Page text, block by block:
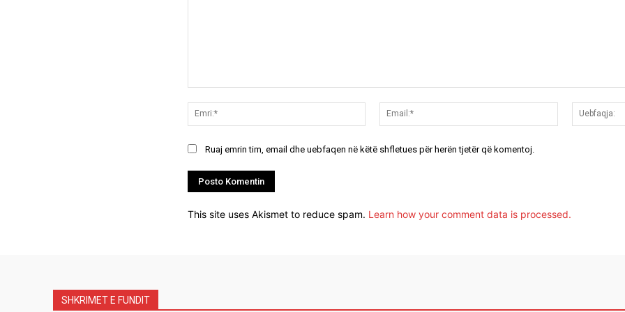
Emri:*
Email:*
Ruaj emrin tim, email dhe uebfaqen në këtë shfletues për herën tjetër që komentoj.
This site uses Akismet to reduce spam. Learn how your comment data is processed.
SHKRIMET E FUNDIT